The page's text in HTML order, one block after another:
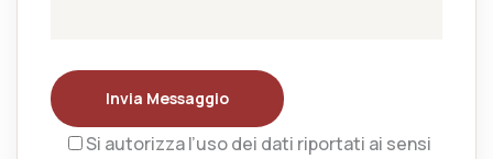
Invia Messaggio
Si autorizza l’uso dei dati riportati ai sensi